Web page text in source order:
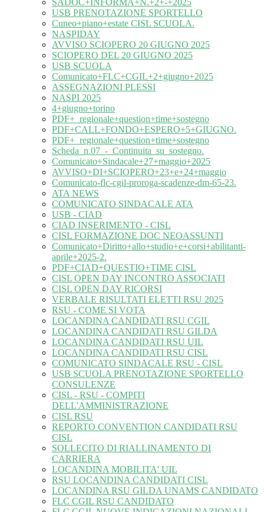
SADOC+INFORMA+N.+2+-+2025
USB PRENOTAZIONE SPORTELLO
Cuneo+piano+estate CISL SCUOLA.
NASPIDAY
AVVISO SCIOPERO 20 GIUGNO 2025
SCIOPERO DEL 20 GIUGNO 2025
USB SCUOLA
Comunicato+FLC+CGIL+2+giugno+2025
ASSEGNAZIONI PLESSI
NASPI 2025
4+giugno+torino
PDF+_regionale+question+time+sostegno
PDF+CALL+FONDO+ESPERO+5+GIUGNO.
PDF+_regionale+question+time+sostegno
Scheda_n.07_-_Continuita_su_sostegno.
Comunicato+Sindacale+27+maggio+2025
AVVISO+DI+SCIOPERO+23+e+24+maggio
Comunicato-flc-cgil-proroga-scadenze-dm-65-23.
ATA NEWS
COMUNICATO SINDACALE ATA
USB - CIAD
CIAD INSERIMENTO - CISL
CISL FORMAZIONE DOC NEOASSUNTI
Comunicato+Diritto+allo+studio+e+corsi+abilitanti-
aprile+2025-2.
PDF+CIAD+QUESTIO+TIME CISL
CISL OPEN DAY INCONTRO ASSOCIATI
CISL OPEN DAY RICORSI
VERBALE RISULTATI ELETTI RSU 2025
RSU - COME SI VOTA
LOCANDINA CANDIDATI RSU CGIL
LOCANDINA CANDIDATI RSU GILDA
LOCANDINA CANDIDATI RSU UIL
LOCANDINA CANDIDATI RSU CISL
COMUNICATO SINDACALE RSU - CISL
USB SCUOLA PRENOTAZIONE SPORTELLO
CONSULENZE
CISL - RSU - COMPITI
DELL'AMMINISTRAZIONE
CISL RSU
REPORTO CONVENTION CANDIDATI RSU
CISL
SOLLECITO DI RIALLINAMENTO DI
CARRIERA
LOCANDINA MOBILITA' UIL
RSU LOCANDINA CANDIDATI CISL
LOCANDINA RSU GILDA UNAMS CANDIDATO
FLC CGIL RSU CANDIDATO